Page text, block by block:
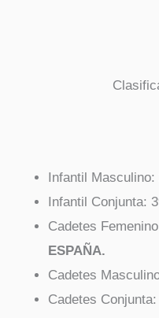
Infantil Masculino:
Infantil Conjunta:
Cadetes
ESPAÑA.
Cadetes
Cadetes Conjunta: